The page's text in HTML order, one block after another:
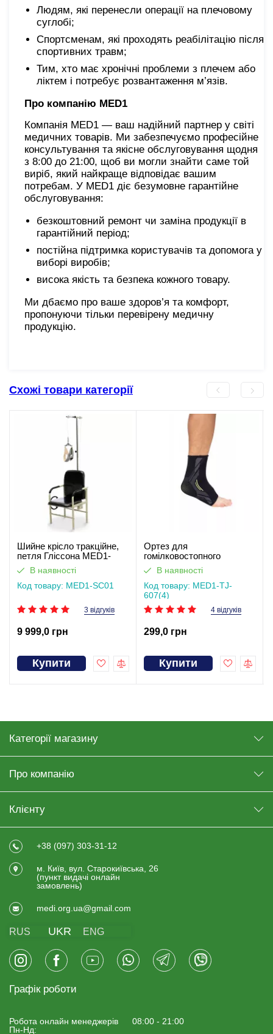
Людям, які перенесли операції на плечовому
суглобі;
Спортсменам, які проходять реабілітацію після
спортивних травм;
Тим, хто має хронічні проблеми з плечем або
ліктем і потребує розвантаження м’язів.
Про компанію MED1
Компанія MED1 — ваш надійний партнер у світі
медичних товарів. Ми забезпечуємо професійне
консультування та якісне обслуговування щодня
з 8:00 до 21:00, щоб ви могли знайти саме той
виріб, який найкраще відповідає вашим
потребам. У MED1 діє безумовне гарантійне
обслуговування:
безкоштовний ремонт чи заміна продукції в
гарантійний період;
постійна підтримка користувачів та допомога у
виборі виробів;
висока якість та безпека кожного товару.
Ми дбаємо про ваше здоров’я та комфорт,
пропонуючи тільки перевірену медичну
продукцію.
Схожі товари категорії
Шийне крісло тракційне,
петля Гліссона MED1-
SC01В наявності
Код товару: MED1-SC01
3 відгуків
9 999,0 грн
Купити
Ортез для
гомілковостопного
суглоба MED1-TJ-6074
В наявності
Код товару: MED1-TJ-
607(4)
4 відгуків
299,0 грн
Купити
Категорії магазину
Про компанію
Клієнту
+38 (097) 303-31-12
м. Київ, вул. Старокиївська, 26
(пункт видачi онлайн
замовлень)
medi.org.ua@gmail.com
RUS UKR ENG
Графік роботи
Робота онлайн менеджерiв
Пн-Нд:
08:00 - 21:00